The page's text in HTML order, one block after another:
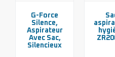
G-Force
Silence,
Aspirateur
Avec Sac,
Silencieux